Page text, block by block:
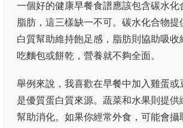
一個好的健康早餐食譜應該包含碳水化
脂肪，這三樣缺一不可。碳水化合物提
白質幫助維持飽足感，脂肪則協助吸收
吃麵包或餅乾，營養就不夠全面。
舉例來說，我喜歡在早餐中加入雞蛋或
是優質蛋白質來源。蔬菜和水果則提供
幫助消化。如果你經常外食，可能會攝